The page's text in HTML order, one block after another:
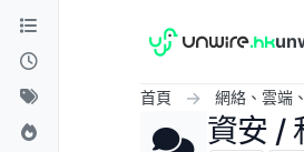
跳到內容
首頁 網絡、雲端
資安 /